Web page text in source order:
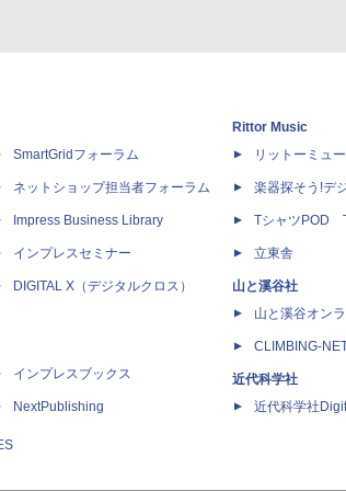
SmartGridフォーラム
ネットショップ担当者フォーラム
Impress Business Library
インプレスセミナー
DIGITAL X（デジタルクロス）
インプレスブックス
NextPublishing
Rittor Music
リットーミュ
楽器探そう!デ
TシャツPOD
立東舎
山と溪谷社
山と溪谷オン
CLIMBING-
近代科学社
近代科学社